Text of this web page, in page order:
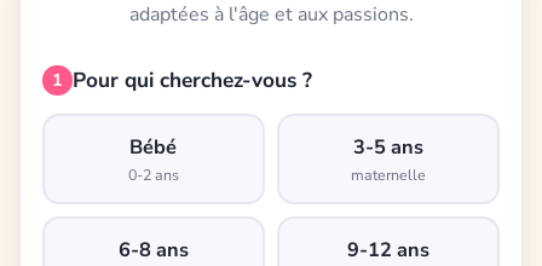
adaptées à l'âge et aux passions.
1 Pour qui cherchez-vous ?
Bébé
0-2 ans
3-5 ans
maternelle
6-8 ans 9-12 ans